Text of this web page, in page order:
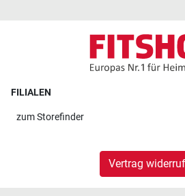
FILIALEN
zumStorefinder
Vertrag